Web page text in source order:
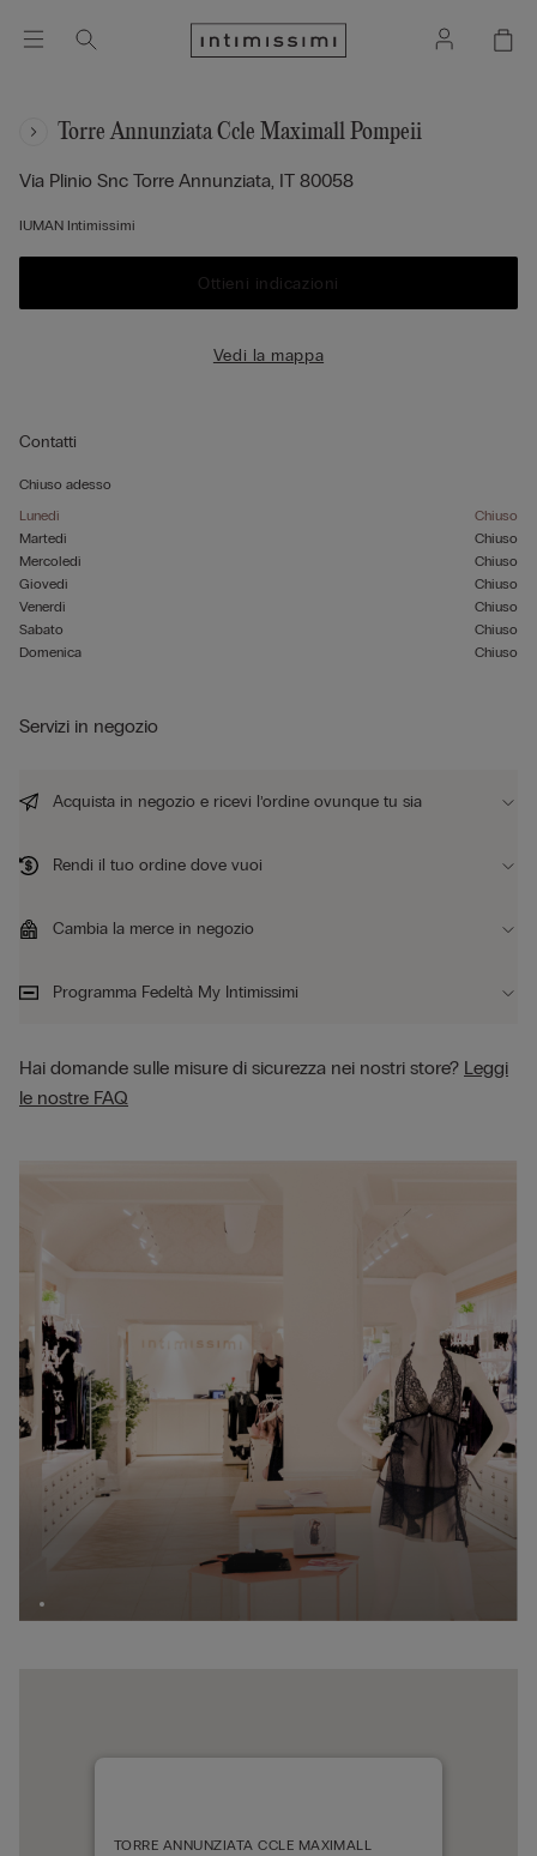
Torre Annunziata Ccle Maximall Pompeii
Via Plinio Snc Torre Annunziata, IT 80058
IUMAN Intimissimi
Ottieni indicazioni
Vedi la mappa
Contatti
Chiuso adesso
Lunedì
Chiuso
Martedì
Chiuso
Mercoledì
Chiuso
Giovedì
Chiuso
Venerdì
Chiuso
Sabato
Chiuso
Domenica
Chiuso
TORRE ANNUNZIATA CCLE MAXIMALL
Servizi in negozio
Acquista in negozio e ricevi l’ordine ovunque tu sia
Rendi il tuo ordine dove vuoi
Cambia la merce in negozio
Programma Fedeltà My Intimissimi
Hai domande sulle misure di sicurezza nei nostri store? Leggi
le nostre FAQ